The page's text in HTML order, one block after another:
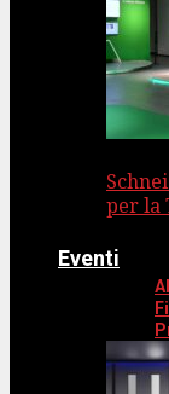
per la
Eventi
All